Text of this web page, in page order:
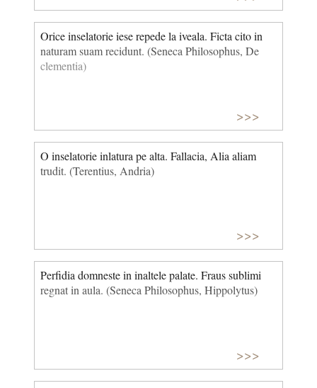
Orice inselatorie iese repede la iveala. Ficta cito in
naturam suam recidunt. (Seneca Philosophus, De
clementia)
>>>
O inselatorie inlatura pe alta. Fallacia, Alia aliam
trudit. (Terentius, Andria)
>>>
Perfidia domneste in inaltele palate. Fraus sublimi
regnat in aula. (Seneca Philosophus, Hippolytus)
>>>